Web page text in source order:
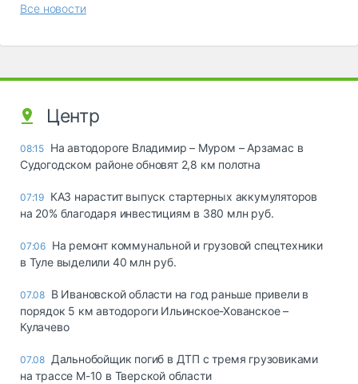
Все новости
Центр
08:15 На автодороге Владимир – Муром – Арзамас в
Судогодском районе обновят 2,8 км полотна
07:19 КАЗ нарастит выпуск стартерных аккумуляторов
на 20% благодаря инвестициям в 380 млн руб.
07:06 На ремонт коммунальной и грузовой спецтехники
в Туле выделили 40 млн руб.
07.08 В Ивановской области на год раньше привели в
порядок 5 км автодороги Ильинское-Хованское –
Кулачево
07.08 Дальнобойщик погиб в ДТП с тремя грузовиками
на трассе М-10 в Тверской области